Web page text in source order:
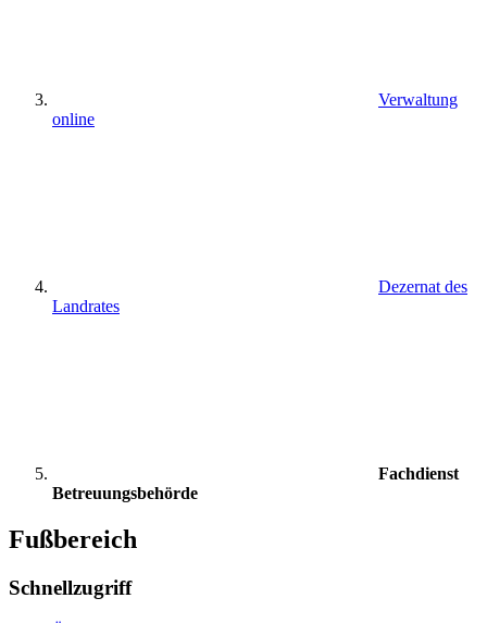
Verwaltung
online
Dezernat des
Landrates
Fachdienst
Betreuungsbehörde
Fußbereich
Schnellzugriff